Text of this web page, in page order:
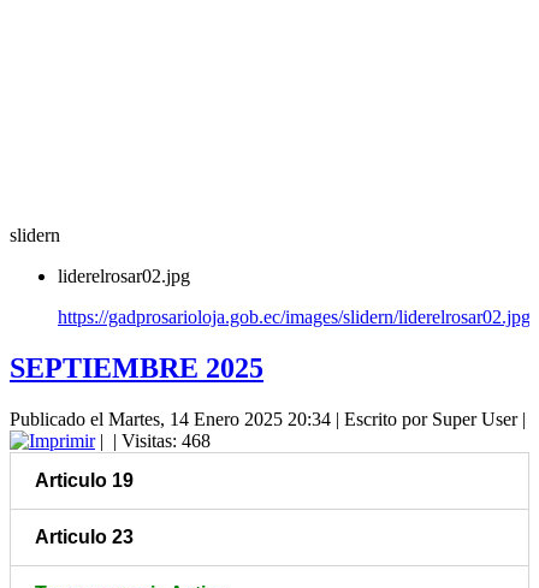
slidern
liderelrosar02.jpg
https://gadprosarioloja.gob.ec/images/slidern/liderelrosar02.jpg
SEPTIEMBRE 2025
Publicado el Martes, 14 Enero 2025 20:34 | Escrito por Super User|
| | Visitas: 468
Articulo 19
Articulo 23